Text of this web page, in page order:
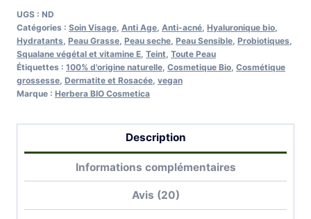
Vegan
HERBERA
UGS : ND
Catégories : Soin Visage Anti Age Anti-acné Hyaluronique bio
Hydratants Peau Grasse Peau seche Peau Sensible Probiotiques
Squalane végétal et vitamine E Teint Toute Peau
Étiquettes : 100% d'origine naturelle Cosmetique Bio Cosmétique
grossesse Dermatite et Rosacée vegan
Marque : Herbera BIO Cosmetica
Description
Informations complémentaires
Avis (20)